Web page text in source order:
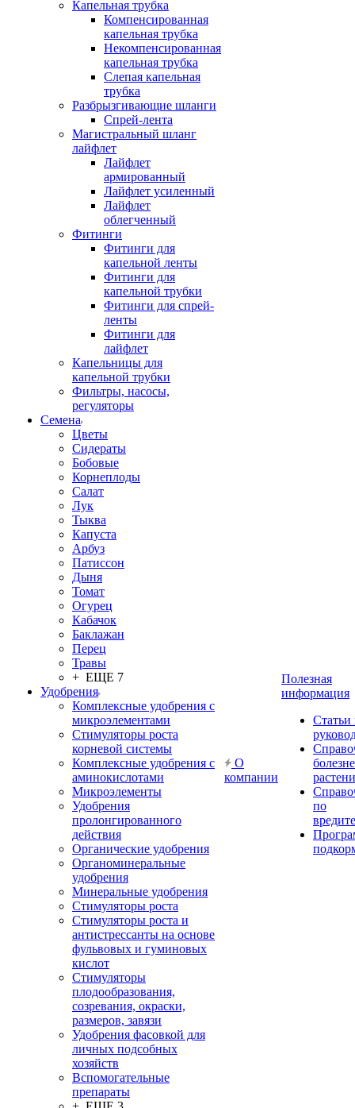
Капельная трубка
Компенсированная
капельная трубка
Некомпенсированная
капельная трубка
Слепая капельная
трубка
Разбрызгивающие шланги
Спрей-лента
Магистральный шланг
лайфлет
Лайфлет
армированный
Лайфлет усиленный
Лайфлет
облегченный
Фитинги
Фитинги для
капельной ленты
Фитинги для
капельной трубки
Фитинги для спрей-
ленты
Фитинги для
лайфлет
Капельницы для
капельной трубки
Фильтры, насосы,
регуляторы
Семена
Цветы
Сидераты
Бобовые
Корнеплоды
Салат
Лук
Тыква
Капуста
Арбуз
Патиссон
Дыня
Томат
Огурец
Кабачок
Баклажан
Перец
Травы
+ ЕЩЕ 7
Удобрения
Комплексные удобрения с
микроэлементами
Стимуляторы роста
корневой системы
Комплексные удобрения с
аминокислотами
Микроэлементы
Удобрения
пролонгированного
действия
Органические удобрения
Органоминеральные
удобрения
Минеральные удобрения
Стимуляторы роста
Стимуляторы роста и
антистрессанты на основе
фульвовых и гуминовых
кислот
Стимуляторы
плодообразования,
созревания, окраски,
размеров, завязи
Удобрения фасовкой для
личных подсобных
хозяйств
Вспомогательные
препараты
О
компании
Полезная
информация
Статьи
по